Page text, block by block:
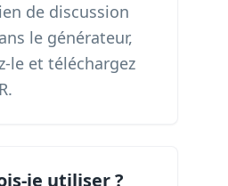
de discussion
le générateur,
le et téléchargez
je utiliser ?